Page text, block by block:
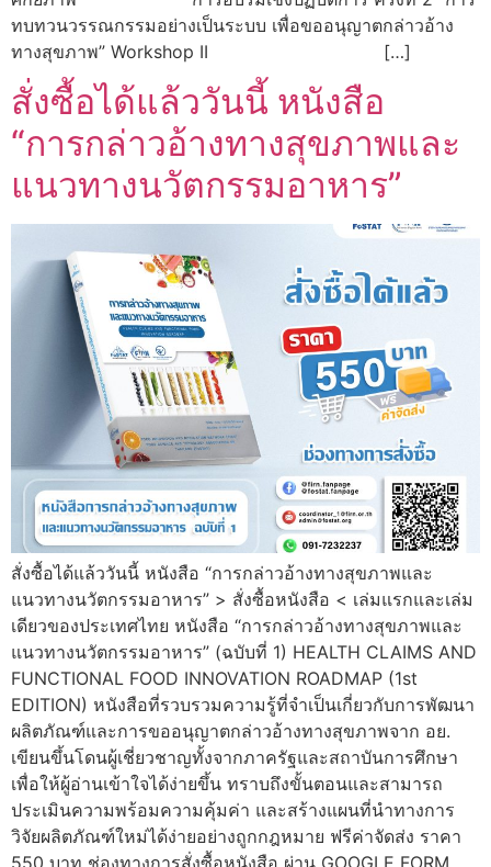
ทบทวนวรรณกรรมอย่างเป็นระบบ เพื่อขออนุญาตกล่าวอ้าง
ทางสุขภาพ” Workshop II […]
สั่งซื้อได้แล้ววันนี้ หนังสือ
“การกล่าวอ้างทางสุขภาพและ
แนวทางนวัตกรรมอาหาร”
สั่งซื้อได้แล้ววันนี้ หนังสือ “การกล่าวอ้างทางสุขภาพและ
แนวทางนวัตกรรมอาหาร” > สั่งซื้อหนังสือ < เล่มแรกและเล่ม
เดียวของประเทศไทย หนังสือ “การกล่าวอ้างทางสุขภาพและ
แนวทางนวัตกรรมอาหาร” (ฉบับที่ 1) HEALTH CLAIMS AND
FUNCTIONAL FOOD INNOVATION ROADMAP (1st
EDITION) หนังสือที่รวบรวมความรู้ที่จำเป็นเกี่ยวกับการพัฒนา
ผลิตภัณฑ์และการขออนุญาตกล่าวอ้างทางสุขภาพจาก อย.
เขียนขึ้นโดนผู้เชี่ยวชาญทั้งจากภาครัฐและสถาบันการศึกษา
เพื่อให้ผู้อ่านเข้าใจได้ง่ายขึ้น ทราบถึงขั้นตอนและสามารถ
ประเมินความพร้อมความคุ้มค่า และสร้างแผนที่นำทางการ
วิจัยผลิตภัณฑ์ใหม่ได้ง่ายอย่างถูกกฎหมาย ฟรีค่าจัดส่ง ราคา
550 บาท ช่องทางการสั่งซื้อหนังสือ ผ่าน GOOGLE FORM